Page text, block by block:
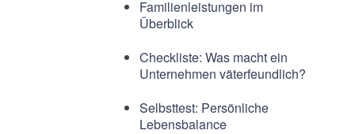
Familienleistungen im
Überblick
Checkliste: Was macht ein
Unternehmen väterfeundlich?
Selbsttest: Persönliche
Lebensbalance